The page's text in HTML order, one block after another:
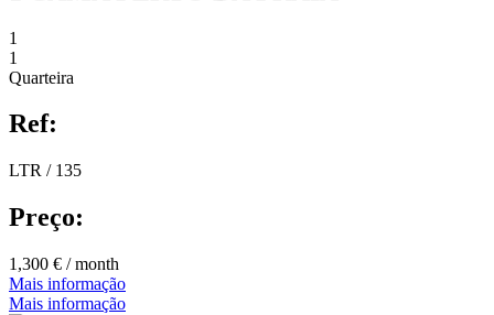
1
1
Quarteira
Ref:
LTR / 135
Preço:
1,300 € / month
Mais informação
Mais informação